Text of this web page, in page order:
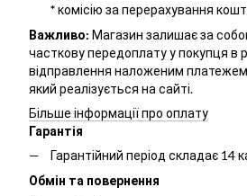
*комісію за перерахування
Важливо: Магазин залишає за
часткову передоплату у покупця в
відправлення наложеним
який реалізується на сайті.
Більше інформації про оплату
Гарантія
Гарантійний період складає 14
Обмін та повернення